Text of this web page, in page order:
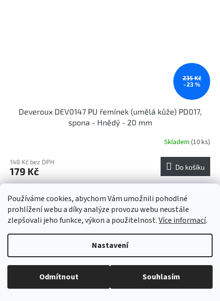
Používáme cookies, abychom Vám umožnili pohodlné
prohlížení webu a díky analýze provozu webu neustále
zlepšovali jeho funkce, výkon a použitelnost.Více informací.
Nastavení
Odmítnout Souhlasím
235 Kč
–23 %
Deveroux DEV0147 PU řemínek (umělá kůže) PD017,
spona - Hnědý - 20 mm
Skladem (10 ks)
148 Kč bez DPH
179 Kč Do košíku
hodinek, představuje nový řemínek efektivní, levnou a jednoduchou
cestu, jak toho dosáhnout. PU řemínky pro...